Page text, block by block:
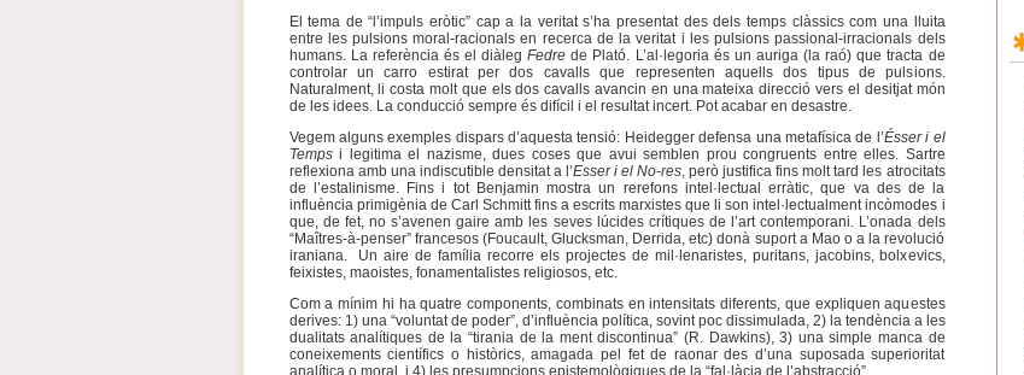
El tema de “l’impuls eròtic” cap a la veritat s’ha presentat des dels temps clàssics com una lluita
entre les pulsions moral-racionals en recerca de la veritat i les pulsions passional-irracionals dels
humans. La referència és el diàlegFedre de Plató. L’al·legoria és un auriga (la raó) que tracta de
controlar un carro estirat per dos cavalls que representen aquells dos tipus de pulsions.
Naturalment, li costa molt que els dos cavalls avancin en una mateixa direcció vers el desitjat món
de les idees. La conducció sempre és difícil i el resultat incert. Pot acabar en desastre.
Vegem alguns exemples dispars d’aquesta tensió: Heidegger defensa una metafísica de l’Ésser i el
Tempsi legitima el nazisme, dues coses que avui semblen prou congruents entre elles. Sartre
reflexiona amb una indiscutible densitat a l’Esser i el No-res , però justifica fins molt tard les atrocitats
de l’estalinisme. Fins i tot Benjamin mostra un rerefons intel·lectual erràtic, que va des de la
influència primigènia de Carl Schmitt fins a escrits marxistes que li son intel·lectualment incòmodes i
que, de fet, no s’avenen gaire amb les seves lúcides crítiques de l’art contemporani. L’onada dels
“Maîtres-à-penser” francesos (Foucault, Glucksman, Derrida, etc) donà suport a Mao o a la revolució
iraniana. Un aire de família recorre els projectes de mil·lenaristes, puritans, jacobins, bolxevics,
feixistes, maoistes, fonamentalistes religiosos, etc.
Com a mínim hi ha quatre components, combinats en intensitats diferents, que expliquen aquestes
derives: 1) una “voluntat de poder”, d’influència política, sovint poc dissimulada, 2) la tendència a les
dualitats analítiques de la “tirania de la ment discontinua” (R. Dawkins), 3) una simple manca de
coneixements científics o històrics, amagada pel fet de raonar des d’una suposada superioritat
analítica o moral, i 4) les presumpcions epistemològiques de la “fal·làcia de l’abstracció”.